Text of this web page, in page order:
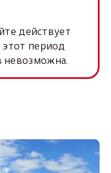
действует
период
невозможна.